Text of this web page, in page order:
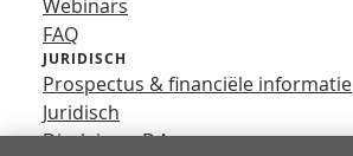
Webinars
FAQ
JURIDISCH
Prospectus & financiële informatie
Juridisch
Disclaimer B.A.